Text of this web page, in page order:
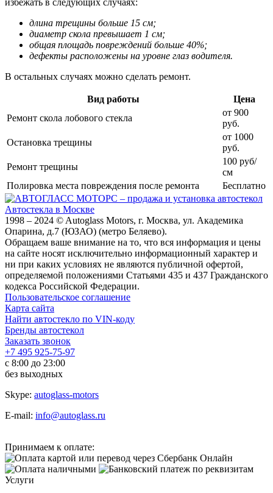
избежать в следующих случаях:
длина трещины больше 15 см;
диаметр скола превышает 1 см;
общая площадь повреждений больше 40%;
дефекты расположены на уровне глаз водителя.
В остальных случаях можно сделать ремонт.
Вид работы
Цена
Ремонт скола лобового стекла
от 900
руб.
Остановка трещины
от 1000
руб.
Ремонт трещины
100 руб/
см
Полировка места повреждения после ремонта
Бесплатно
Автостекла в Москве
1998 – 2024 © Autoglass Motors, г. Москва, ул. Академика
Опарина, д.7 (ЮЗАО) (метро Беляево).
Обращаем ваше внимание на то, что вся информация и цены
на сайте носят исключительно информационный характер и
ни при каких условиях не являются публичной офертой,
определяемой положениями Статьями 435 и 437 Гражданского
кодекса Российской Федерации.
Пользовательское соглашение
Карта сайта
Найти автостекло по VIN-коду
Бренды автостекол
Заказать звонок
+7 495 925-75-97
с 8:00 до 23:00
без выходных
Skype: autoglass-motors
E-mail: info@autoglass.ru
Принимаем к оплате:
Услуги